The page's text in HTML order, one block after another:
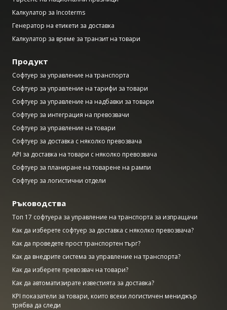
Калкулатор за Incoterms
Генератор на етикети за доставка
Калкулатор за време за транзит на товари
Продукт
Софтуер за управление на транспорта
Софтуер за управление на тарифи за товари
Софтуер за управление на надбавки за товари
Софтуер за интеграция на превозвачи
Софтуер за управление на товари
Софтуер за доставка с няколко превозвача
API за доставка на товари с няколко превозвача
Софтуер за планиране на товарене на рампи
Софтуер за логистични отдели
Ръководства
Топ 17 софтуера за управление на транспорта за изпращачи
Как да изберете софтуер за доставка с няколко превозвача?
Как да проведете прост транспортен търг?
Как да внедрите система за управление на транспорта?
Как да изберете превозвач на товари?
Как да автоматизирате известията за доставка?
KPI показатели за товари, които всеки логистичен мениджър
трябва да следи